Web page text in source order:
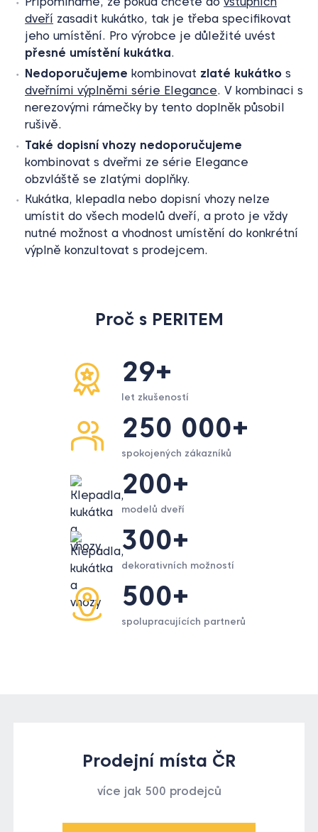
dveří zasadit kukátko, tak je třeba specifikovat
jeho umístění. Pro výrobce je důležité uvést
přesné umístění kukátka.
Nedoporučujeme kombinovat zlaté kukátko s
dveřními výplněmi série Elegance. V kombinaci s
nerezovými rámečky by tento doplněk působil
rušivě.
Také dopisní vhozy nedoporučujeme
kombinovat s dveřmi ze série Elegance
obzvláště se zlatými doplňky.
Kukátka, klepadla nebo dopisní vhozy nelze
umístit do všech modelů dveří, a proto je vždy
nutné možnost a vhodnost umístění do konkrétní
výplně konzultovat s prodejcem.
Proč s PERITEM
29+
let zkušeností
250 000+
spokojených zákazníků
200+
modelů dveří
300+
dekorativních možností
500+
spolupracujících partnerů
Prodejní místa ČR
více jak 500 prodejců